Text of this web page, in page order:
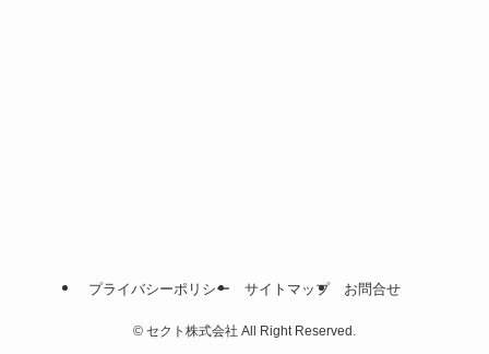
プライバシーポリシー サイトマップ お問合せ
© セクト株式会社 All Right Reserved.